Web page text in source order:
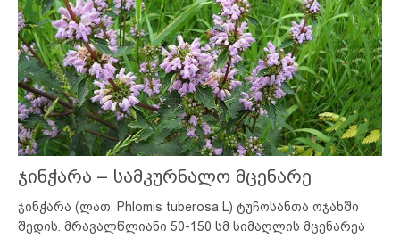
ჯინჭარა – სამკურნალო მცენარე
ჯინჭარა (ლათ. Phlomis tuberosa L) ტუჩოსანთა ოჯახში
შედის. მრავალწლიანი 50-150 სმ სიმაღლის მცენარეა